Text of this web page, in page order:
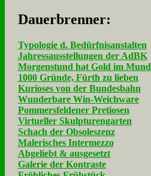
Dau­er­bren­ner:
Typologie d. Bedürfnisanstalten
Jahressausstellungen der AdBK
Morgenstund hat Gold im Mund
1000 Gründe, Fürth zu lieben
Kurioses von der Bundesbahn
Wunderbare Win-Weichware
Pommersfeldener Pretiosen
Virtueller Skulpturengarten
Schach der Obsoleszenz
Malerisches Intermezzo
Abgeliebt & ausgesetzt
Galerie der Kontraste